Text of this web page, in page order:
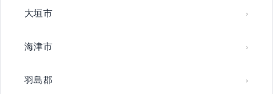
大垣市
海津市
羽島郡